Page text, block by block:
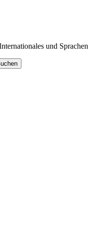
und Sprachen